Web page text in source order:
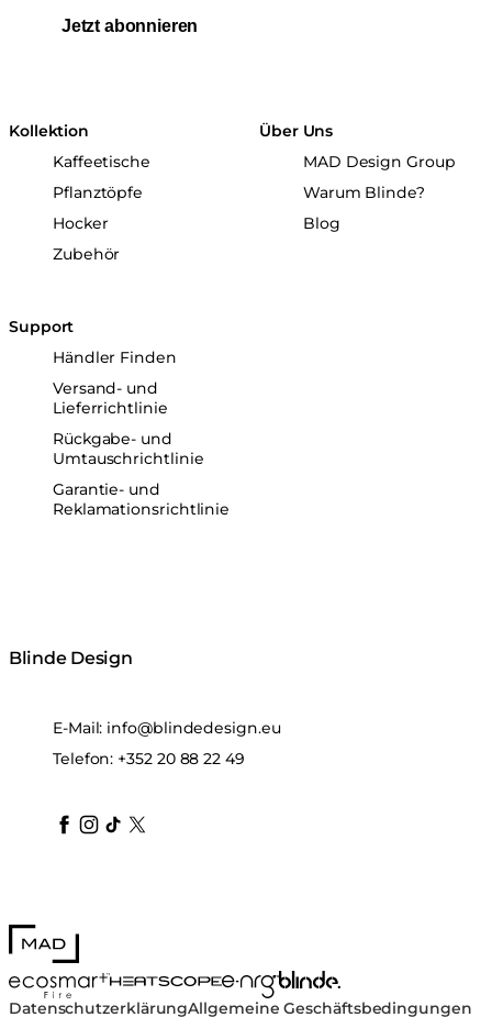
Jetzt abonnieren
Kollektion
Kaffeetische
Pflanztöpfe
Hocker
Zubehör
Über Uns
MAD Design Group
Warum Blinde?
Blog
Support
Händler Finden
Versand- und
Lieferrichtlinie
Rückgabe- und
Umtauschrichtlinie
Garantie- und
Reklamationsrichtlinie
Blinde Design
E-Mail: info@blindedesign.eu
Telefon: +352 20 88 22 49
blindedesign
blindedesign
blindedesign
blinde-design
blindedesign
MAD Design
EcoSmart FireHEATSCOPE® Heaters
e-NRG Bioethanol
Blinde Design
DatenschutzerklärungAllgemeine Geschäftsbedingungen